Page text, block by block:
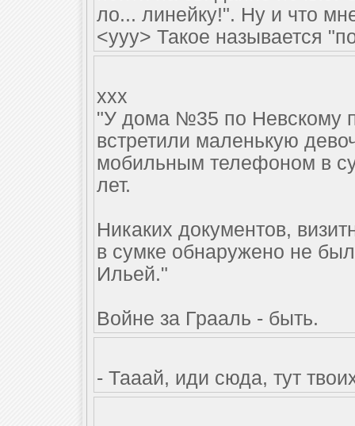
ло... линейку!". Ну и что
<ууу> Такое называется
xxx
"У дома №35 по Невскому
встретили маленькую
мобильным телефоном в
лет.
Никаких документов,
в сумке обнаружено не
Ильей."
Войне за Грааль - быть.
- Тааай, иди сюда, тут